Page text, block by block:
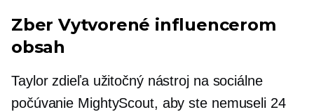
Zber Vytvorené influencerom
obsah
Taylor zdieľa užitočný nástroj na sociálne
počúvanie MightyScout, aby ste nemuseli 24